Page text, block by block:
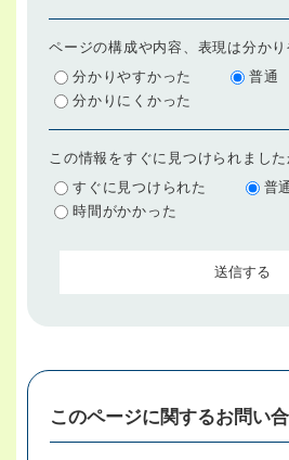
ページの構成や内容、表現は分か
分かりやすかった
普通
分かりにくかった
この情報をすぐに見つけられました
すぐに見つけられた
普
時間がかかった
このページに関するお問い